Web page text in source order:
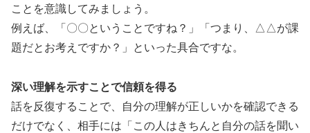
ことを意識してみましょう。
例えば、「〇〇ということですね？」「つまり、△△が課
題だとお考えですか？」といった具合ですな。
深い理解を示すことで信頼を得る
話を反復することで、自分の理解が正しいかを確認できる
だけでなく、相手には「この人はきちんと自分の話を聞い